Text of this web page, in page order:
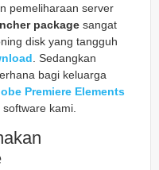
pemeliharaan server
package sangat
disk yang tangguh
. Sedangkan
bagi keluarga
Premiere Elements
kami.